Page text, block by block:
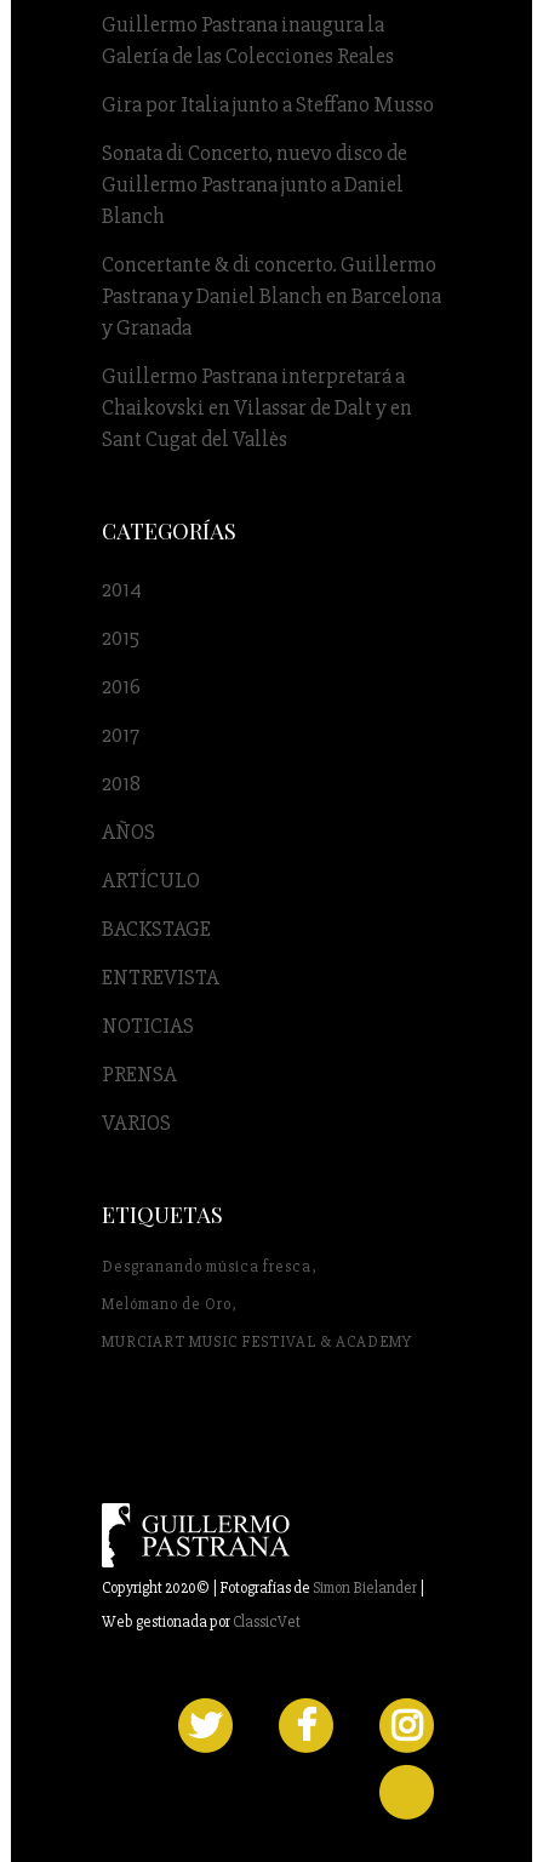
Guillermo Pastrana inaugura la
Galería de las Colecciones Reales
Gira por Italia junto a Steffano Musso
Sonata di Concerto, nuevo disco de
Guillermo Pastrana junto a Daniel
Blanch
Concertante & di concerto. Guillermo
Pastrana y Daniel Blanch en Barcelona
y Granada
Guillermo Pastrana interpretará a
Chaikovski en Vilassar de Dalt y en
Sant Cugat del Vallès
CATEGORÍAS
2014
2015
2016
2017
2018
AÑOS
ARTÍCULO
BACKSTAGE
ENTREVISTA
NOTICIAS
PRENSA
VARIOS
ETIQUETAS
Desgranando música fresca
Melómano de Oro
MURCIART MUSIC FESTIVAL & ACADEMY
Copyright 2020© | Fotografías de Simon Bielander
Web gestionada porClassicVet